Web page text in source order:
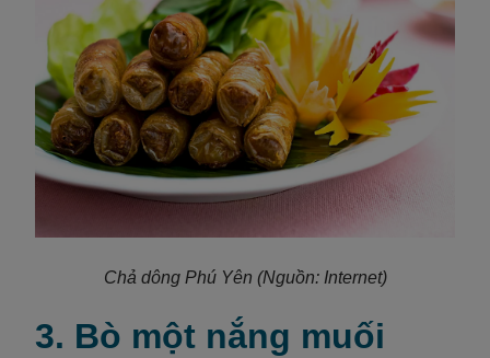
Chả dông Phú Yên (Nguồn: Internet)
3. Bò một nắng muối